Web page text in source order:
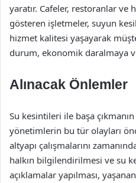
yaratır. Cafeler, restoranlar
gösteren işletmeler, suyun
hizmet kalitesi yaşayarak
durum, ekonomik daralmaya
Alınacak Önlemler
Su kesintileri ile başa
yönetimlerin bu tür olayları
altyapı çalışmalarını
halkın bilgilendirilmesi ve su
açıklamalar yapılması, yaşanan